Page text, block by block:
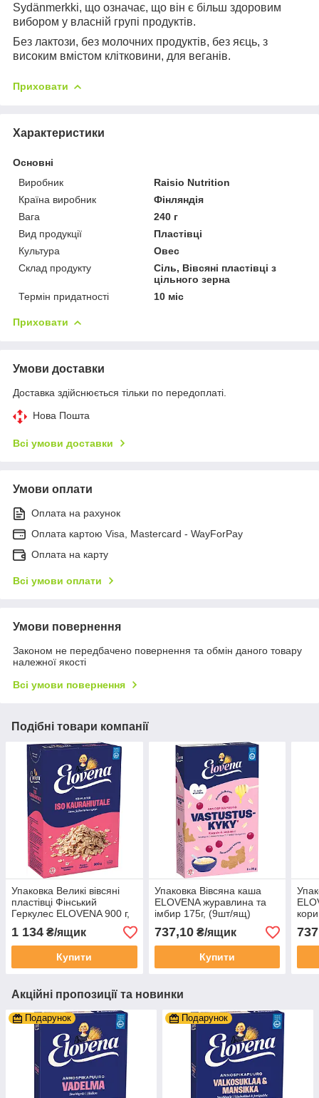
Sydänmerkki, що означає, що він є більш здоровим
вибором у власній групі продуктів.
Без лактози, без молочних продуктів, без яєць, з
високим вмістом клітковини, для веганів.
Приховати
Характеристики
Основні
Виробник
Raisio Nutrition
Країна виробник
Фінляндія
Вага
240 г
Вид продукції
Пластівці
Культура
Овес
Склад продукту
Сіль, Вівсяні пластівці з
цільного зерна
Термін придатності
10 міс
Приховати
Умови доставки
Доставка здійснюється тільки по передоплаті.
Нова Пошта
Всі умови доставки
Умови оплати
Оплата на рахунок
Оплата картою Visa, Mastercard - WayForPay
Оплата на карту
Всі умови оплати
Умови повернення
Законом не передбачено повернення та обмін даного товару
належної якості
Всі умови повернення
Подібні товари компанії
Упаковка Великі вівсяні
пластівці Фінський
Геркулес ELOVENA 900 г,
(10 шт/ящ)
1 134 ₴/ящик
Купити
Упаковка Вівсяна каша
ELOVENA журавлина та
імбир 175г, (9шт/ящ)
737,10₴/ящик
Купити
Акційні пропозиції та новинки
Подарунок Подарунок